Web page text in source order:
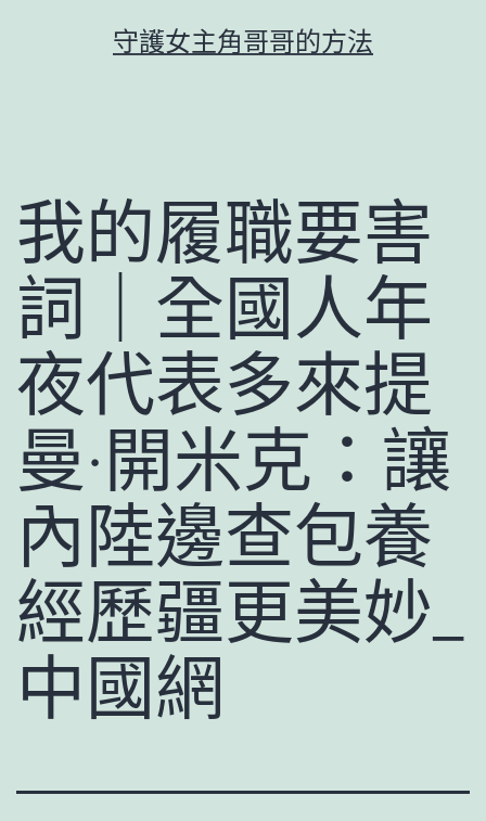
守護女主角哥哥的方法
我的履職要害
詞｜全國人年
夜代表多來提
曼·開米克：讓
內陸邊查包養
經歷疆更美妙_
中國網